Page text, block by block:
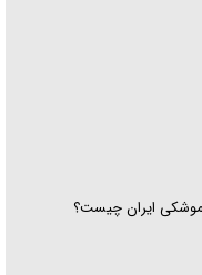
موشکی ایران چیست؟